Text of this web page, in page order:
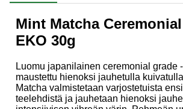
Mint Matcha
EKO 30g
Luomu japanilainen ceremonial grade
maustettu hienoksi jauhetulla
Matcha valmistetaan varjostetuista
teelehdistä ja jauhetaan hienoksi